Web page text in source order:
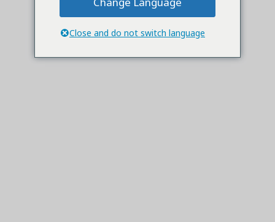
Close and do not switch language